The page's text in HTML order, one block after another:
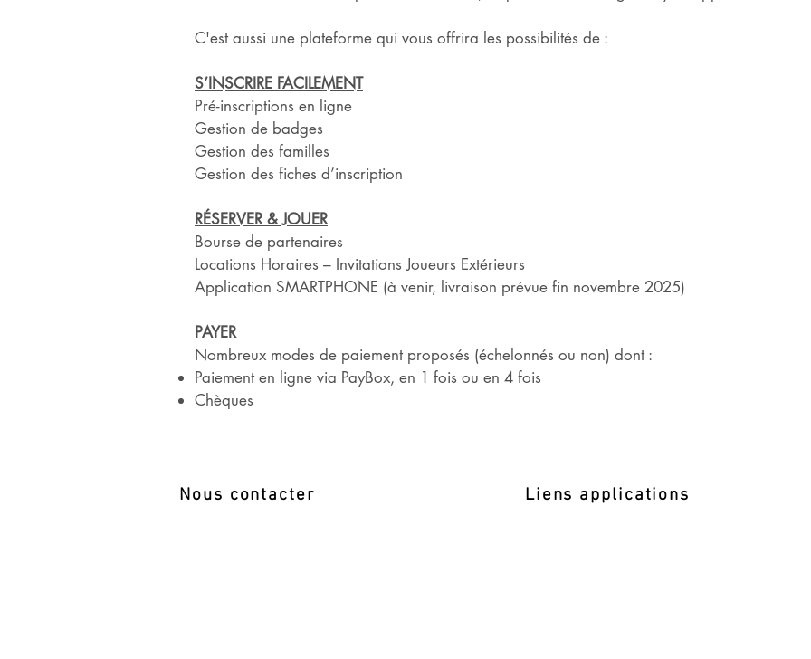
C'est aussi une plateforme qui vous offrira les possibilités de :
S’INSCRIRE FACILEMENT
Pré-inscriptions en ligne
Gestion de badges
Gestion des familles
Gestion des fiches d’inscription
RÉSERVER & JOUER
Bourse de partenaires
Locations Horaires – Invitations Joueurs Extérieurs
Application SMARTPHONE (à venir, livraison prévue fin novembre 2025)
PAYER
Nombreux modes de paiement proposés (échelonnés ou non) dont :
Paiement en ligne via PayBox, en 1 fois ou en 4 fois
Chèques
Nous contacter Liens applications